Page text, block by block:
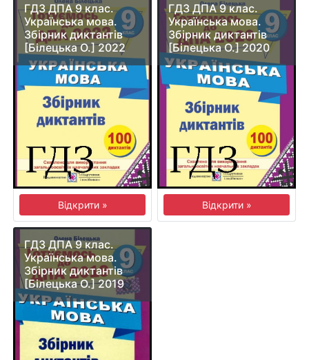
ГДЗ ДПА 9 клас.
Українська мова.
Збірник диктантів
[Білецька О.] 2022
Відкрити »
ГДЗ ДПА 9 клас.
Українська мова.
Збірник диктантів
[Білецька О.] 2020
Відкрити »
ГДЗ ДПА 9 клас.
Українська мова.
Збірник диктантів
[Білецька О.] 2019